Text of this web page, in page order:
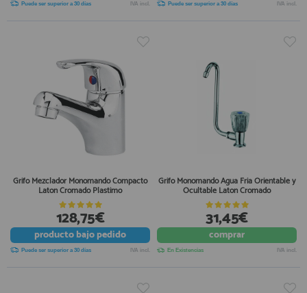
Puede ser superior a 30 días IVA incl. Puede ser superior a 30 días IVA incl.
Grifo Mezclador Monomando Compacto
Laton Cromado Plastimo
128,75€
productobajo pedido
Puede ser superior a 30 días IVA incl.
Grifo Monomando Agua Fria Orientable y
Ocultable Laton Cromado
31,45€
comprar
En Existencias IVA incl.